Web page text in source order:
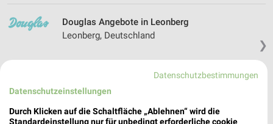
❯
Douglas Angebote in Leonberg
Leonberg, Deutschland
Drogerie & Parfümerie Angebote für
Datenschutzbestimmungen
Datenschutzeinstellungen
Durch Klicken auf die Schaltfläche „Ablehnen“ wird die
Standardeinstellung nur für unbedingt erforderliche cookie